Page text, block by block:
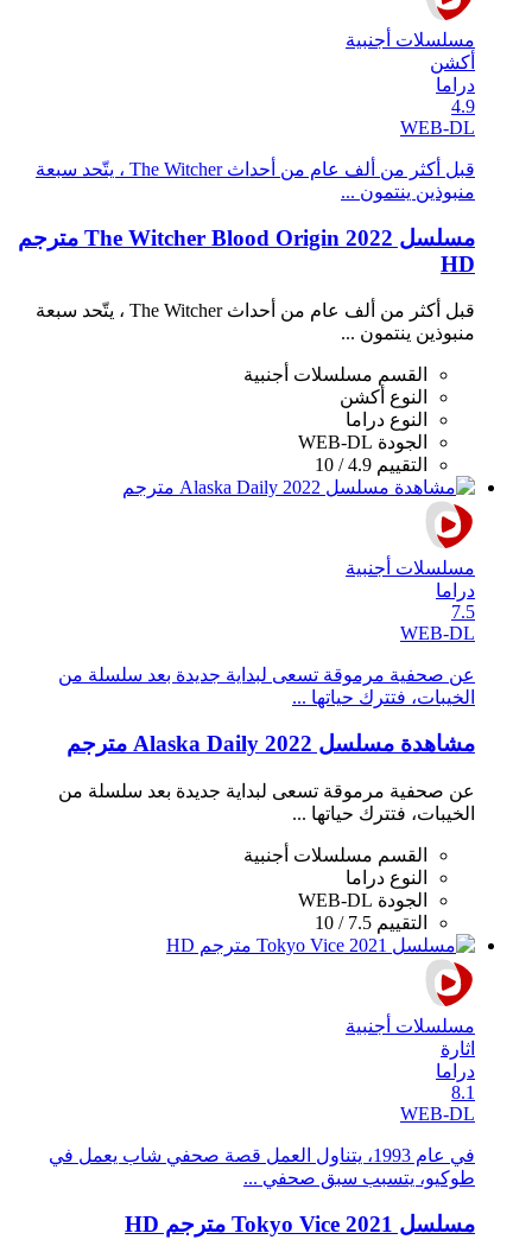
مسلسلات أجنبية
أكشن
دراما
4.9
WEB-DL
قبل أكثر من ألف عام من أحداث The Witcher ، يتّحد سبعة
منبوذين ينتمون ...
مسلسل The Witcher Blood Origin 2022 مترجم
HD
قبل أكثر من ألف عام من أحداث The Witcher ، يتّحد سبعة
منبوذين ينتمون ...
القسم مسلسلات أجنبية
النوع أكشن
النوع دراما
الجودة WEB-DL
التقييم 4.9 / 10
مسلسلات أجنبية
دراما
7.5
WEB-DL
عن صحفية مرموقة تسعى لبداية جديدة بعد سلسلة من
الخيبات، فتترك حياتها ...
مشاهدة مسلسل Alaska Daily 2022 مترجم
عن صحفية مرموقة تسعى لبداية جديدة بعد سلسلة من
الخيبات، فتترك حياتها ...
القسم مسلسلات أجنبية
النوع دراما
الجودة WEB-DL
التقييم 7.5 / 10
مسلسلات أجنبية
اثارة
دراما
8.1
WEB-DL
في عام 1993، يتناول العمل قصة صحفي شاب يعمل في
طوكيو، يتسبب سبق صحفي ...
مسلسل Tokyo Vice 2021 مترجم HD